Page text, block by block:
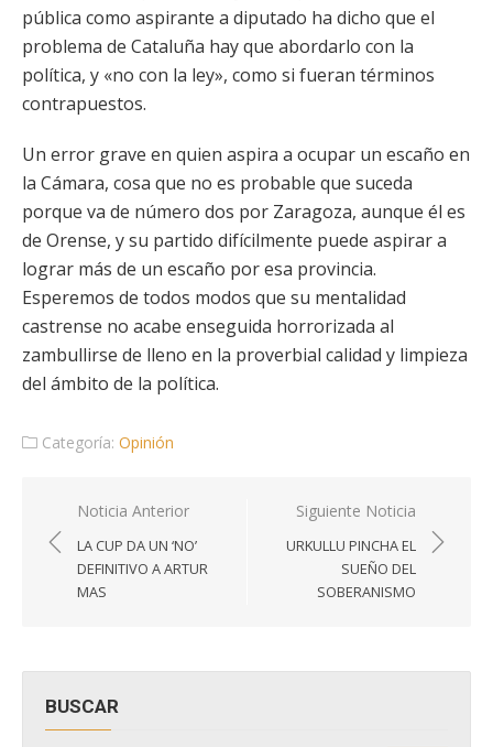
pública como aspirante a diputado ha dicho que el
problema de Cataluña hay que abordarlo con la
política, y «no con la ley», como si fueran términos
contrapuestos.
Un error grave en quien aspira a ocupar un escaño en
la Cámara, cosa que no es probable que suceda
porque va de número dos por Zaragoza, aunque él es
de Orense, y su partido difícilmente puede aspirar a
lograr más de un escaño por esa provincia.
Esperemos de todos modos que su mentalidad
castrense no acabe enseguida horrorizada al
zambullirse de lleno en la proverbial calidad y limpieza
del ámbito de la política.
Categoría: Opinión
Navegación
de
entradas
Noticia Anterior
LA CUP DA UN ‘NO’
DEFINITIVO A ARTUR
MAS
Siguiente Noticia
URKULLU PINCHA EL
SUEÑO DEL
SOBERANISMO
BUSCAR